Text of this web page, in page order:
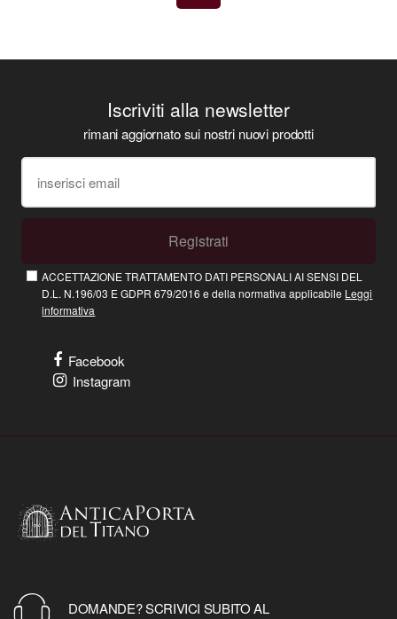
Iscriviti alla newsletter
rimani aggiornato sui nostri nuovi prodotti
Registrati
ACCETTAZIONE TRATTAMENTO DATI PERSONALI AI SENSI DEL
D.L. N.196/03 E GDPR 679/2016 e della normativa applicabile Leggi
informativa
Facebook
Instagram
DOMANDE? SCRIVICI SUBITO AL